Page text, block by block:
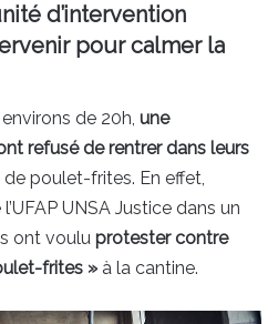
d’intervention
pour calmer la
de 20h, une
refusé de rentrer dans leurs
poulet-frites. En effet,
UNSA Justice dans un
ont voulu protester contre
frites »à la cantine.